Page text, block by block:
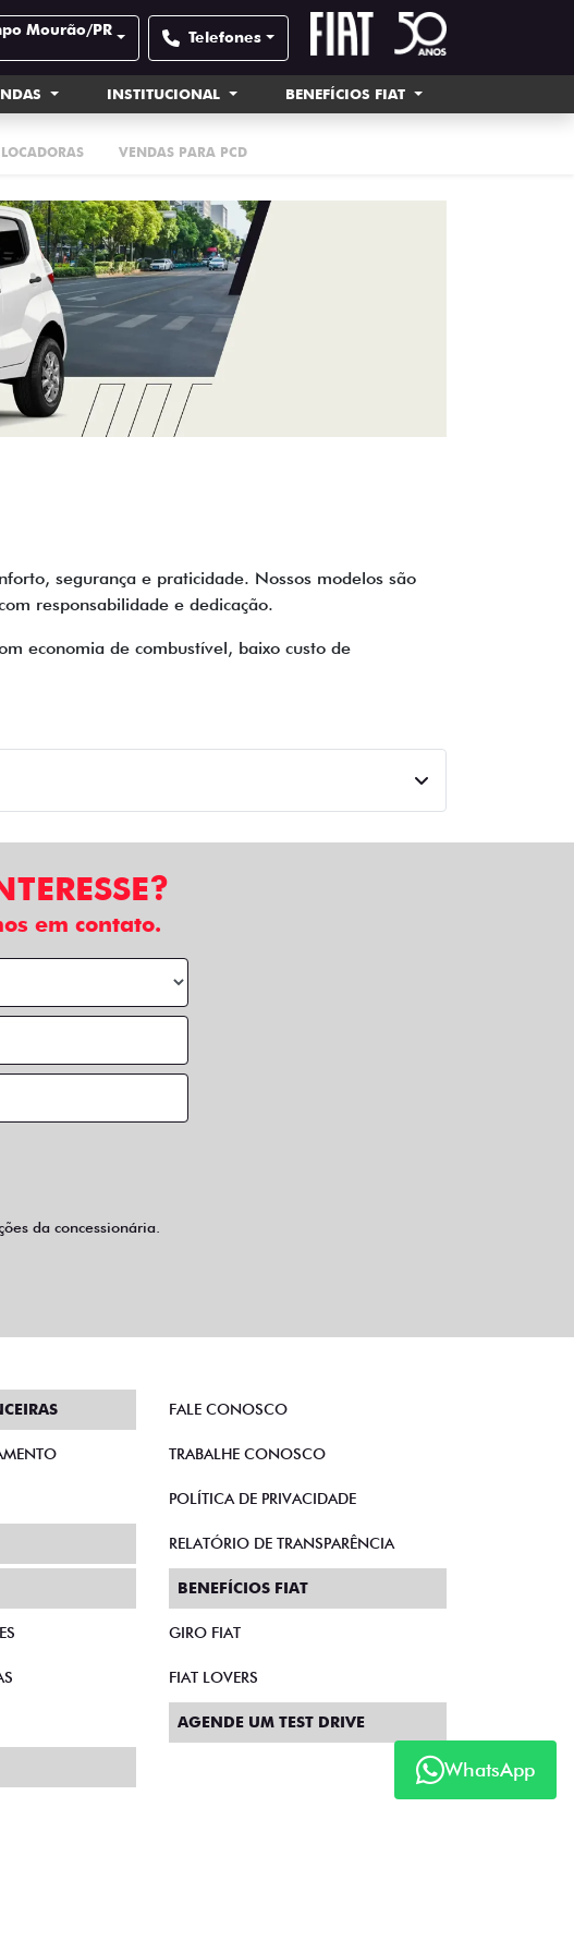
Mourão/PR Telefones
INSTITUCIONAL BENEFÍCIOS FIAT
LOCADORAS VENDAS PARA PCD
segurança e praticidade. Nossos modelos são
responsabilidade e dedicação.
economia de combustível, baixo custo de
em contato.
da concessionária.
WhatsApp
FALE CONOSCO
TRABALHE CONOSCO
POLÍTICA DE PRIVACIDADE
RELATÓRIO DE TRANSPARÊNCIA
BENEFÍCIOS FIAT
GIRO FIAT
FIAT LOVERS
AGENDE UM TEST DRIVE